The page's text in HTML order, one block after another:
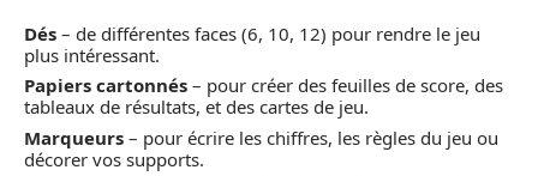
Dés – de différentes faces (6, 10, 12) pour rendre le jeu
plus intéressant.
Papiers cartonnés – pour créer des feuilles de score, des
tableaux de résultats, et des cartes de jeu.
Marqueurs – pour écrire les chiffres, les règles du jeu ou
décorer vos supports.